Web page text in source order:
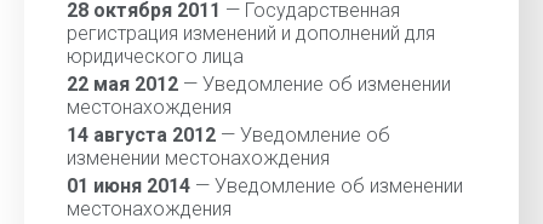
28 октября 2011 — Государственная
регистрация изменений и дополнений для
юридического лица
22 мая 2012 — Уведомление об изменении
местонахождения
14 августа 2012 — Уведомление об
изменении местонахождения
01 июня 2014 — Уведомление об изменении
местонахождения